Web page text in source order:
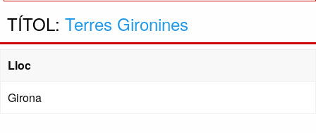
TÍTOL: Terres Gironines
Lloc
Girona